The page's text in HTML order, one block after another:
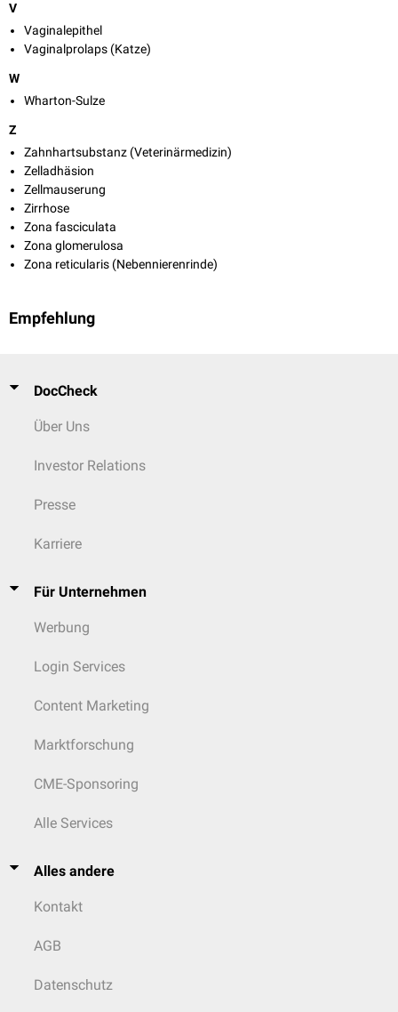
V
Vaginalepithel
Vaginalprolaps (Katze)
W
Wharton-Sulze
Z
Zahnhartsubstanz (Veterinärmedizin)
Zelladhäsion
Zellmauserung
Zirrhose
Zona fasciculata
Zona glomerulosa
Zona reticularis (Nebennierenrinde)
Empfehlung
DocCheck
Über Uns
Investor Relations
Presse
Karriere
Für Unternehmen
Werbung
Login Services
Content Marketing
Marktforschung
CME-Sponsoring
Alle Services
Alles andere
Kontakt
AGB
Datenschutz